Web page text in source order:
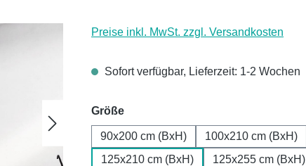
Preise inkl. MwSt. zzgl. Versandkosten
Sofort verfügbar, Lieferzeit: 1-2 Wochen
Größeauswählen
90x200 cm (BxH) 100x210 cm (BxH)
125x210 cm (BxH)
125x255 cm (BxH)